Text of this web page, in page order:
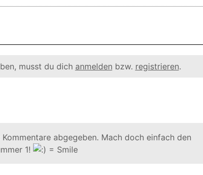
musst du dich anmelden bzw. registrieren.
abgegeben. Mach doch einfach den
1!